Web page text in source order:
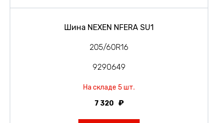
Шина NEXEN NFERA SU1
205/60R16
9290649
На складе 5 шт.
7 320